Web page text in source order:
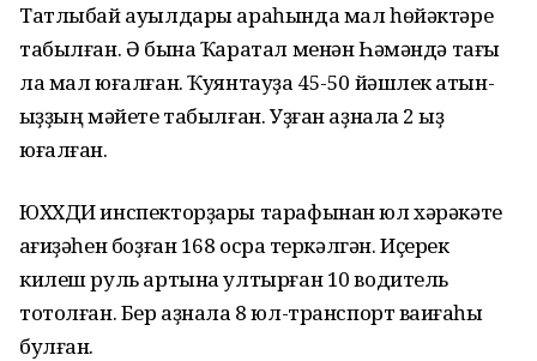
Татлыбай ауылдары араһында мал һөйәктәре
табылған. Ә бына Ҡаратал менән Һәмәндә тағы
ла мал юғалған. Ҡуянтауҙа 45-50 йәшлек ҡатын-
ҡыҙҙың мәйете табылған. Уҙған аҙнала 2 ҡыҙ
юғалған.
ЮХХДИ инспекторҙары тарафынан юл хәрәкәте
ҡағиҙәһен боҙған 168 осраҡ теркәлгән. Иҫерек
килеш руль артына ултырған 10 водитель
тотолған. Бер аҙнала 8 юл-транспорт ваҡиғаһы
булған.